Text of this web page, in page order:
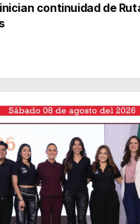
continuidad de